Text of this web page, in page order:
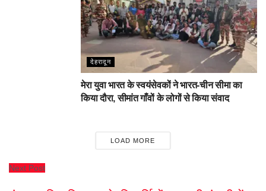
देहरादून
मेरा युवा भारत के स्वयंसेवकों ने भारत-चीन सीमा का
किया दौरा, सीमांत गाँवों के लोगों से किया संवाद
LOAD MORE
Next Post